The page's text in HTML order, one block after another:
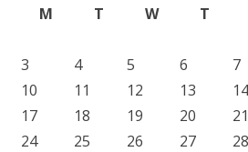
M
T W T
3
4 5 6 7
10
11 12 13 14
17
18 19 20 21
24
25 26 27 28